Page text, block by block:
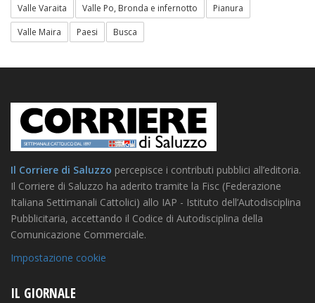
Valle Varaita
Valle Po, Bronda e infernotto
Pianura
Valle Maira
Paesi Busca
Il Corriere di Saluzzo percepisce i contributi pubblici all’editoria.
Il Corriere di Saluzzo ha aderito tramite la Fisc (Federazione
Italiana Settimanali Cattolici) allo IAP - Istituto dell’Autodisciplina
Pubblicitaria, accettando il Codice di Autodisciplina della
Comunicazione Commerciale.
Impostazione cookie
IL GIORNALE